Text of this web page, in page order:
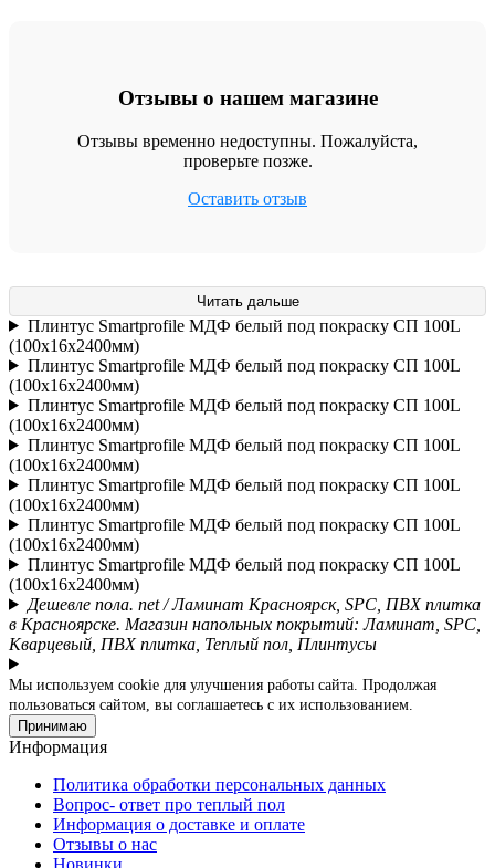
Отзывы о нашем магазине
Отзывы временно недоступны. Пожалуйста,
проверьте позже.
Оставить отзыв
Читать дальше
Плинтус Smartprofile МДФ белый под покраску СП 100L
(100х16х2400мм)
Плинтус Smartprofile МДФ белый под покраску СП 100L
(100х16х2400мм)
Плинтус Smartprofile МДФ белый под покраску СП 100L
(100х16х2400мм)
Плинтус Smartprofile МДФ белый под покраску СП 100L
(100х16х2400мм)
Плинтус Smartprofile МДФ белый под покраску СП 100L
(100х16х2400мм)
Плинтус Smartprofile МДФ белый под покраску СП 100L
(100х16х2400мм)
Плинтус Smartprofile МДФ белый под покраску СП 100L
(100х16х2400мм)
Дешевле пола. net / Ламинат Красноярск, SPC, ПВХ плитка
в Красноярске. Магазин напольных покрытий: Ламинат, SPC,
Кварцевый, ПВХ плитка, Теплый пол, Плинтусы
Мы используем cookie для улучшения работы сайта. Продолжая
пользоваться сайтом, вы соглашаетесь с их использованием.
Принимаю
Информация
Политика обработки персональных данных
Вопрос- ответ про теплый пол
Информация о доставке и оплате
Отзывы о нас
Новинки